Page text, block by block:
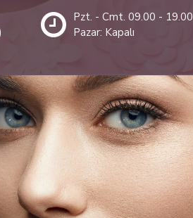
Pzt. - Cmt. 09.00 - 19.00
Pazar: Kapalı